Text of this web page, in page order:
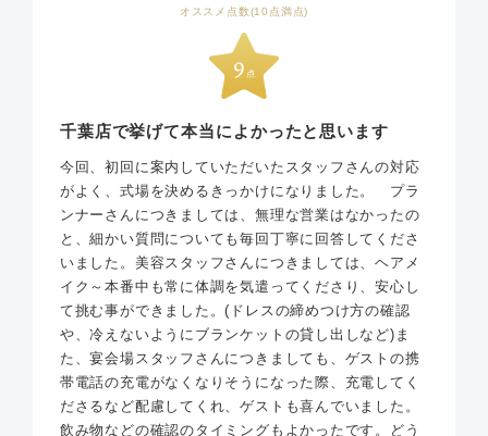
オススメ点数(10点満点)
千葉店で挙げて本当によかったと思います
今回、初回に案内していただいたスタッフさんの対応
がよく、式場を決めるきっかけになりました。 プラ
ンナーさんにつきましては、無理な営業はなかったの
と、細かい質問についても毎回丁寧に回答してくださ
いました。美容スタッフさんにつきましては、ヘアメ
イク～本番中も常に体調を気遣ってくださり、安心し
て挑む事ができました。(ドレスの締めつけ方の確認
や、冷えないようにブランケットの貸し出しなど)ま
た、宴会場スタッフさんにつきましても、ゲストの携
帯電話の充電がなくなりそうになった際、充電してく
ださるなど配慮してくれ、ゲストも喜んでいました。
飲み物などの確認のタイミングもよかったです。どう